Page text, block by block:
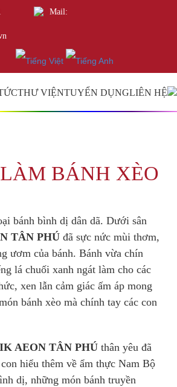
Mail:
THƯ VIỆNTUYỂN DỤNGLIÊN HỆ
BÁNH XÈO
bánh bình dị dân dã. Dưới sân
TÂN PHÚ đã sực nức mùi thơm,
ươm của bánh. Bánh vừa chín
lá chuối xanh ngát làm cho các
xen lẫn cảm giác ấm áp mong
bánh xèo mà chính tay các con
AEON TÂN PHÚthân yêu đã
hiểu thêm về ẩm thực Nam Bộ
dị, những món bánh truyền